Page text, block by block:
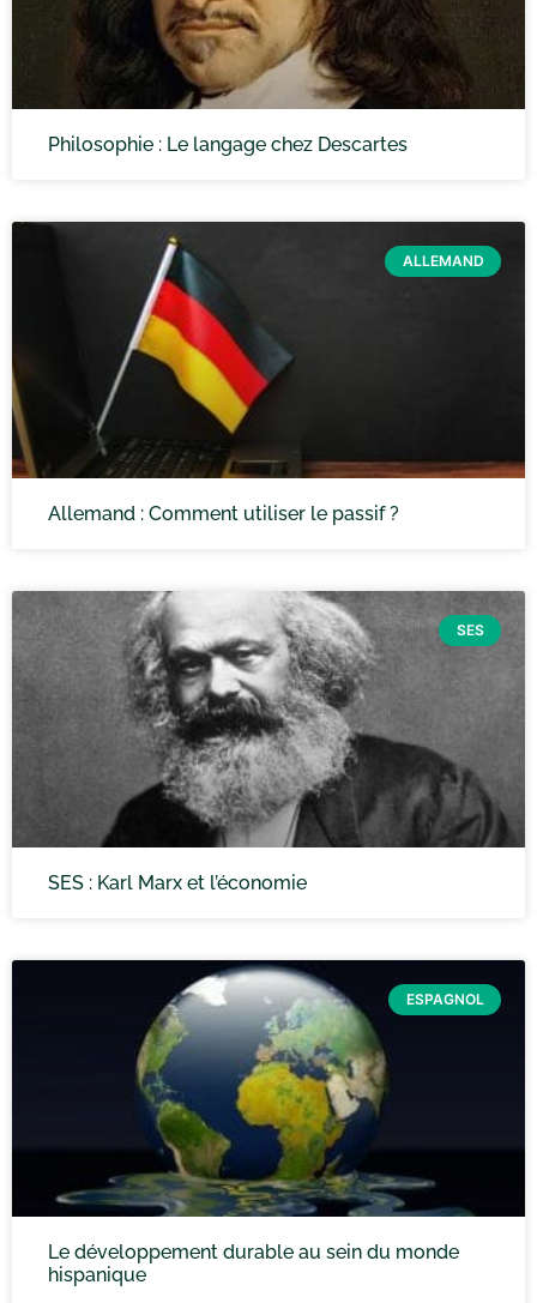
Philosophie : Le langage chez Descartes
ALLEMAND
Allemand : Comment utiliser le passif ?
SES
SES : Karl Marx et l’économie
ESPAGNOL
Le développement durable au sein du monde
hispanique